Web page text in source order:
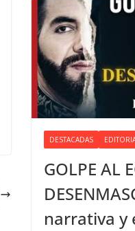
DESTACADAS
GOLPE AL
narrativa y